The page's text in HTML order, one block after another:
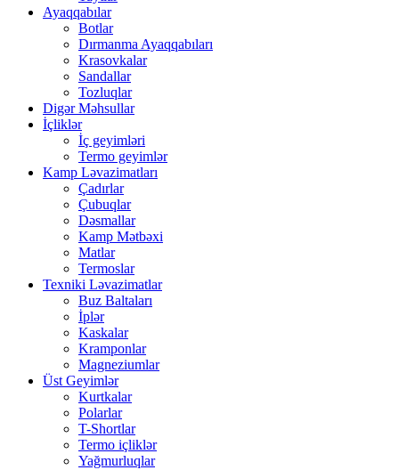
Ayaqqabılar
Botlar
Dırmanma Ayaqqabıları
Krasovkalar
Sandallar
Tozluqlar
Digər Məhsullar
İçliklər
İç geyimləri
Termo geyimlər
Kamp Ləvazimatları
Çadırlar
Çubuqlar
Dəsmallar
Kamp Mətbəxi
Matlar
Termoslar
Texniki Ləvazimatlar
Buz Baltaları
İplər
Kaskalar
Kramponlar
Magneziumlar
Üst Geyimlər
Kurtkalar
Polarlar
T-Shortlar
Termo içliklər
Yağmurluqlar